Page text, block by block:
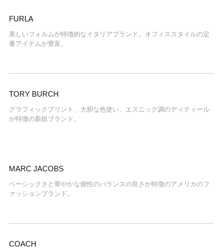
FURLA
美しいフォルムが特徴的なイタリアブランド。オフィススタイルの定
番アイテムが豊富。
TORY BURCH
グラフィックプリント、大胆な色使い、エスニック調のディティール
が特徴の新鋭ブランド。
MARC JACOBS
ベーシックさと華やかな個性のバランスの良さが特徴のアメリカのフ
ァッションブランド。
COACH